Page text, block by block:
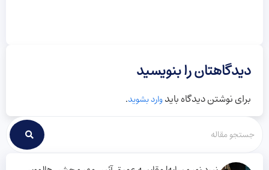
دیدگاهتان را بنویسید
برای نوشتن دیدگاه بایدوارد بشوید.